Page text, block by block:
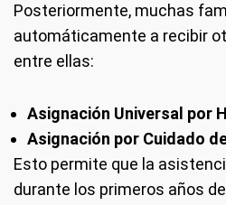
Posteriormente, muchas
automáticamente a recibir
entre ellas:
Asignación Universal por
Asignación por Cuidado
Esto permite que la
durante los primeros años